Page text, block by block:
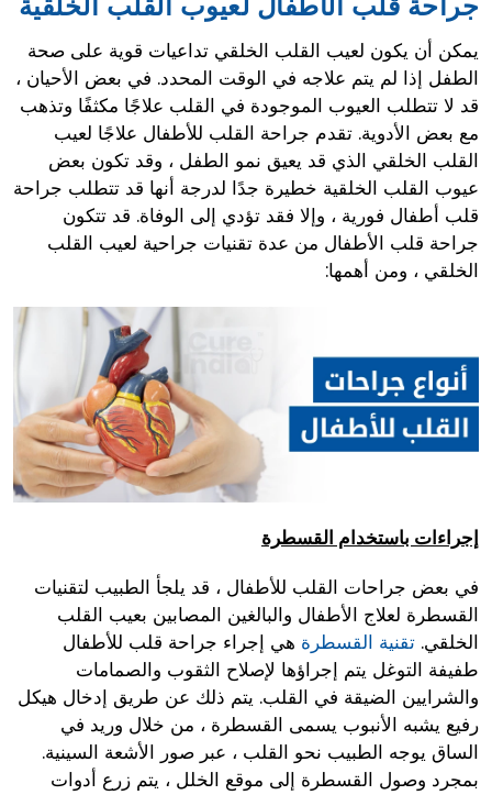
يمكن أن يكون لعيب القلب الخلقي تداعيات قوية على صحة
الطفل إذا لم يتم علاجه في الوقت المحدد. في بعض الأحيان ،
قد لا تتطلب العيوب الموجودة في القلب علاجًا مكثفًا وتذهب
مع بعض الأدوية. تقدم جراحة القلب للأطفال علاجًا لعيب
القلب الخلقي الذي قد يعيق نمو الطفل ، وقد تكون بعض
عيوب القلب الخلقية خطيرة جدًا لدرجة أنها قد تتطلب جراحة
قلب أطفال فورية ، وإلا فقد تؤدي إلى الوفاة. قد تتكون
جراحة قلب الأطفال من عدة تقنيات جراحية لعيب القلب
الخلقي ، ومن أهمها:
إجراءات باستخدام القسطرة
في بعض جراحات القلب للأطفال ، قد يلجأ الطبيب لتقنيات
القسطرة لعلاج الأطفال والبالغين المصابين بعيب القلب
الخلقي. تقنية القسطرة هي إجراء جراحة قلب للأطفال
طفيفة التوغل يتم إجراؤها لإصلاح الثقوب والصمامات
والشرايين الضيقة في القلب. يتم ذلك عن طريق إدخال هيكل
رفيع يشبه الأنبوب يسمى القسطرة ، من خلال وريد في
الساق يوجه الطبيب نحو القلب ، عبر صور الأشعة السينية.
بمجرد وصول القسطرة إلى موقع الخلل ، يتم زرع أدوات